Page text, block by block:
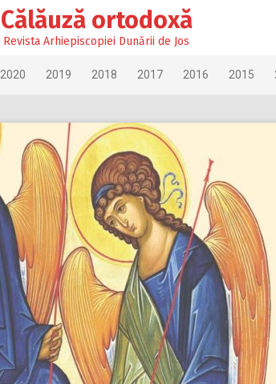
Călăuză ortodoxă
Revista Arhiepiscopiei Dunării de Jos
2020 2019 2018 2017 2016 2015